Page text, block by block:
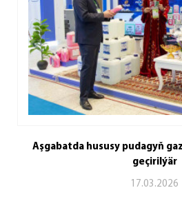
Aşgabatda hususy pudagyň
geçirilýär
17.03.2026